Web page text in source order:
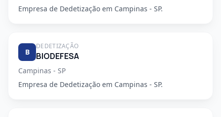
Empresa de Dedetização em Campinas - SP.
B
DEDETIZAÇÃO
BIODEFESA
Campinas - SP
Empresa de Dedetização em Campinas - SP.